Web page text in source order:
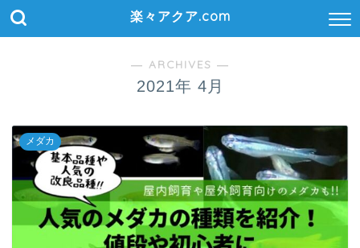
楽々アクア.com
― ARCHIVES ―
2021年 4月
メダカ